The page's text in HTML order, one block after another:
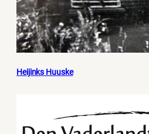
Heijinks Huuske